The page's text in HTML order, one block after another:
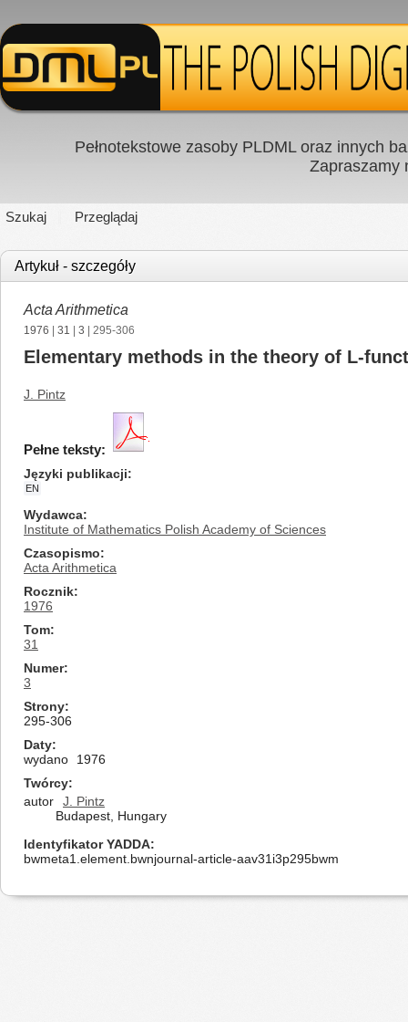
Pełnotekstowe zasoby PLDML oraz innych
Zapraszamy
Szukaj Przeglądaj
Artykuł - szczegóły
Acta Arithmetica
1976 31 3 | 295-306
Elementary methods in the theory of L-
J. Pintz
Pełne teksty:
Języki publikacji
EN
Wydawca
Institute of Mathematics Polish Academy of Sciences
Czasopismo
Acta Arithmetica
Rocznik
1976
Tom
31
Numer
3
Strony
295-306
Daty
wydano
1976
Twórcy
autor
J. Pintz
Budapest, Hungary
Identyfikator YADDA
bwmeta1.element.bwnjournal-article-aav31i3p295bwm